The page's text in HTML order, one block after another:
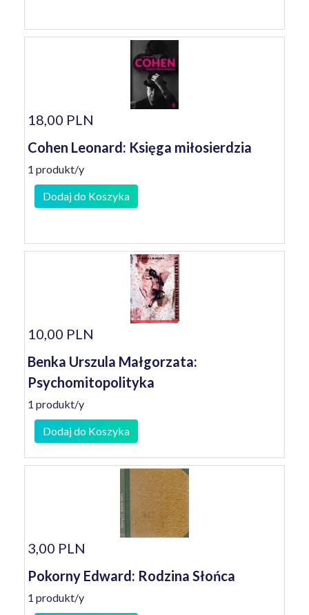
18,00 PLN
Cohen Leonard: Księga miłosierdzia
1 produkt/y
Dodaj do Koszyka
10,00 PLN
Benka Urszula Małgorzata:
Psychomitopolityka
1 produkt/y
Dodaj do Koszyka
3,00 PLN
Pokorny Edward: Rodzina Słońca
1 produkt/y